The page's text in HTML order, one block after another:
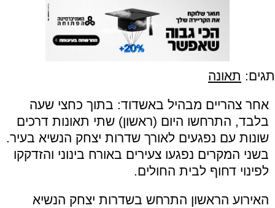
תגים: תאונה
אחר צהריים מבהיל באשדוד: בתוך כחצי שעה
בלבד, התרחשו היום (ראשון) שתי תאונות דרכים
שונות עם נפגעים לאורך שדרות יצחק הנשיא בעיר.
בשני המקרים נפגעו צעירים באורח בינוני והזדקקו
לפינוי דחוף לבית החולים.
האירוע הראשון התרחש בשדרות יצחק הנשיא